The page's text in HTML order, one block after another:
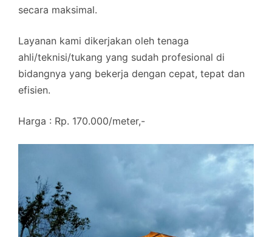
secara maksimal.
Layanan kami dikerjakan oleh tenaga
ahli/teknisi/tukang yang sudah profesional di
bidangnya yang bekerja dengan cepat, tepat dan
efisien.
Harga : Rp. 170.000/meter,-